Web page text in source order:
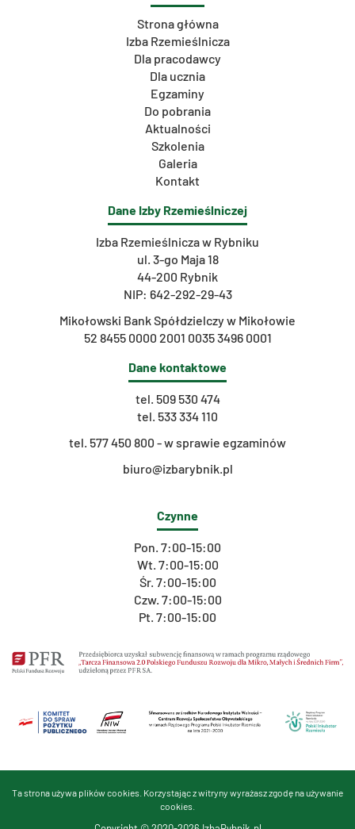
Strona główna
Izba Rzemieślnicza
Dla pracodawcy
Dla ucznia
Egzaminy
Do pobrania
Aktualności
Szkolenia
Galeria
Kontakt
Dane Izby Rzemieślniczej
Izba Rzemieślnicza w Rybniku
ul. 3-go Maja 18
44-200 Rybnik
NIP: 642-292-29-43
Mikołowski Bank Spółdzielczy w Mikołowie
52 8455 0000 2001 0035 3496 0001
Dane kontaktowe
tel. 509 530 474
tel. 533 334 110
tel. 577 450 800 - w sprawie egzaminów
biuro@izbarybnik.pl
Czynne
Pon. 7:00-15:00
Wt. 7:00-15:00
Śr. 7:00-15:00
Czw. 7:00-15:00
Pt. 7:00-15:00
Ta strona używa plików cookies. Korzystając z witryny wyrażasz zgodę na używanie
cookies.